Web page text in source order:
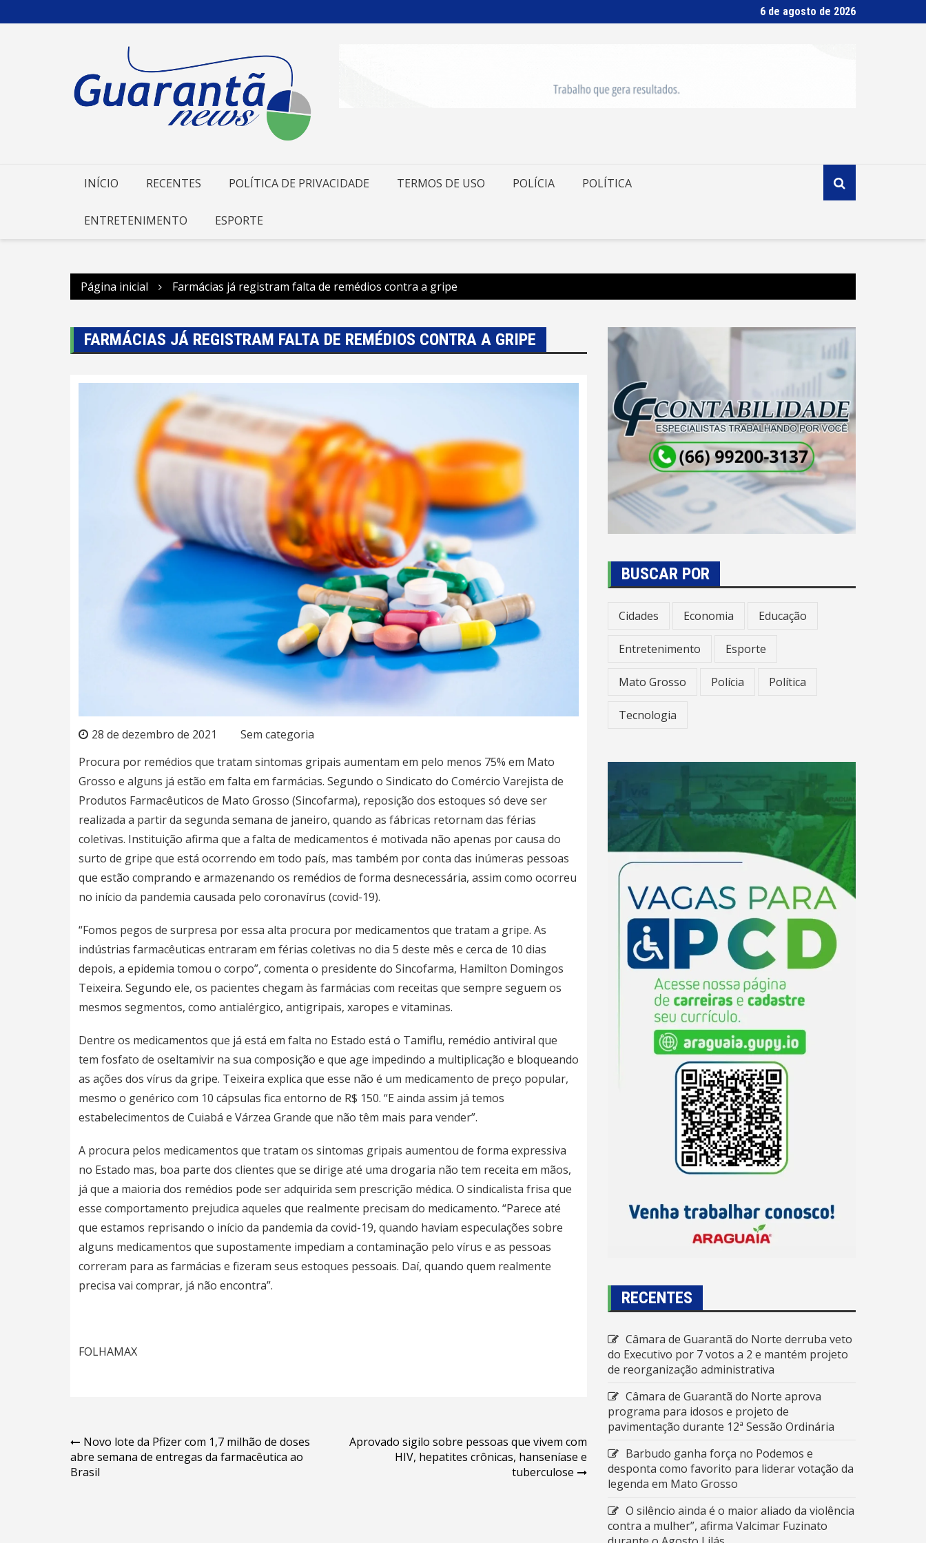
para
6 de agosto de 2026
INÍCIO RECENTES POLÍTICA DE PRIVACIDADE TERMOS DE USO POLÍCIA POLÍTICA
ENTRETENIMENTO ESPORTE
Página inicial Farmácias já registram falta de remédios contra a gripe
FARMÁCIAS JÁ REGISTRAM FALTA DE REMÉDIOS CONTRA A GRIPE
28 de dezembro de 2021
Sem categoria
Procura por remédios que tratam sintomas gripais aumentam em pelo menos 75% em Mato
Grosso e alguns já estão em falta em farmácias. Segundo o Sindicato do Comércio Varejista de
Produtos Farmacêuticos de Mato Grosso (Sincofarma), reposição dos estoques só deve ser
realizada a partir da segunda semana de janeiro, quando as fábricas retornam das férias
coletivas. Instituição afirma que a falta de medicamentos é motivada não apenas por causa do
surto de gripe que está ocorrendo em todo país, mas também por conta das inúmeras pessoas
que estão comprando e armazenando os remédios de forma desnecessária, assim como ocorreu
no início da pandemia causada pelo coronavírus (covid-19).
“Fomos pegos de surpresa por essa alta procura por medicamentos que tratam a gripe. As
indústrias farmacêuticas entraram em férias coletivas no dia 5 deste mês e cerca de 10 dias
depois, a epidemia tomou o corpo”, comenta o presidente do Sincofarma, Hamilton Domingos
Teixeira. Segundo ele, os pacientes chegam às farmácias com receitas que sempre seguem os
mesmos segmentos, como antialérgico, antigripais, xaropes e vitaminas.
Dentre os medicamentos que já está em falta no Estado está o Tamiflu, remédio antiviral que
tem fosfato de oseltamivir na sua composição e que age impedindo a multiplicação e bloqueando
as ações dos vírus da gripe. Teixeira explica que esse não é um medicamento de preço popular,
mesmo o genérico com 10 cápsulas fica entorno de R$ 150. “E ainda assim já temos
estabelecimentos de Cuiabá e Várzea Grande que não têm mais para vender”.
A procura pelos medicamentos que tratam os sintomas gripais aumentou de forma expressiva
no Estado mas, boa parte dos clientes que se dirige até uma drogaria não tem receita em mãos,
já que a maioria dos remédios pode ser adquirida sem prescrição médica. O sindicalista frisa que
esse comportamento prejudica aqueles que realmente precisam do medicamento. “Parece até
que estamos reprisando o início da pandemia da covid-19, quando haviam especulações sobre
alguns medicamentos que supostamente impediam a contaminação pelo vírus e as pessoas
correram para as farmácias e fizeram seus estoques pessoais. Daí, quando quem realmente
precisa vai comprar, já não encontra”.
FOLHAMAX
Navegação
de
Novo lote da Pfizer com 1,7 milhão de doses
abre semana de entregas da farmacêutica ao
Brasil
Aprovado sigilo sobre pessoas que vivem com
HIV, hepatites crônicas, hanseníase e
tuberculose
BUSCAR POR
Cidades Economia Educação
Entretenimento Esporte
Mato Grosso Polícia Política
Tecnologia
RECENTES
Câmara de Guarantã do Norte derruba veto
do Executivo por 7 votos a 2 e mantém projeto
de reorganização administrativa
Câmara de Guarantã do Norte aprova
programa para idosos e projeto de
pavimentação durante 12ª Sessão Ordinária
Barbudo ganha força no Podemos e
desponta como favorito para liderar votação da
legenda em Mato Grosso
O silêncio ainda é o maior aliado da violência
contra a mulher”, afirma Valcimar Fuzinato